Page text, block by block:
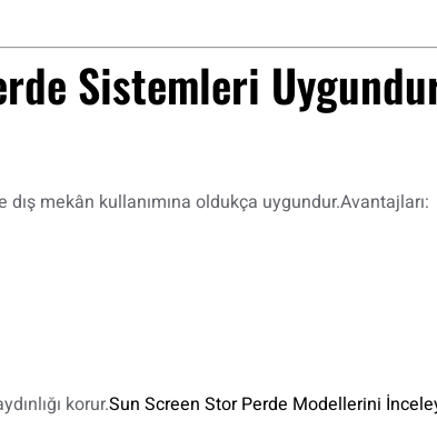
Sistemleri
mekân kullanımına oldukça uygundur.Avantajları:
korur.Sun Screen Stor Perde Modellerini